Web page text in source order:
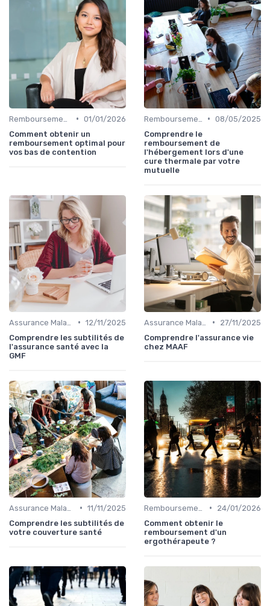
• 01/01/2026
Comment obtenir un
remboursement optimal pour
vos bas de contention
• 08/05/2025
Comprendre le
remboursement de
l'hébergement lors d'une
cure thermale par votre
mutuelle
• 12/11/2025
Comprendre les subtilités de
l'assurance santé avec la
GMF
•
27/11/2025
Comprendre l'assurance vie
chez MAAF
• 11/11/2025
Comprendre les subtilités de
votre couverture santé
•
24/01/2026
Comment obtenir le
remboursement d'un
ergothérapeute ?